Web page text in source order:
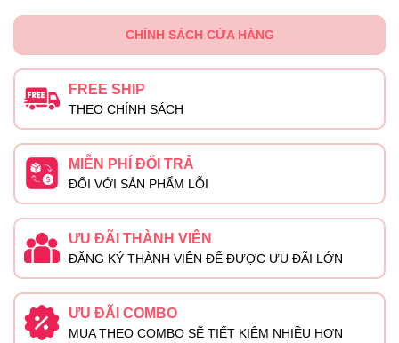
CHÍNH SÁCH CỬA HÀNG
FREE SHIP
THEO CHÍNH SÁCH
MIỄN PHÍ ĐỔI TRẢ
ĐỐI VỚI SẢN PHẨM LỖI
ƯU ĐÃI THÀNH VIÊN
ĐĂNG KÝ THÀNH VIÊN ĐỂ ĐƯỢC ƯU ĐÃI LỚN
ƯU ĐÃI COMBO
MUA THEO COMBO SẼ TIẾT KIỆM NHIỀU HƠN